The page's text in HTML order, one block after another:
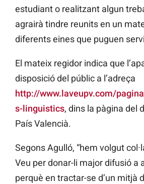
estudiant o realitzant algun
agrairà tindre reunits en un
diferents eines que puguen
El mateix regidor indica que
disposició del públic a l’adreça
http://www.laveupv.com/
s-linguistics, dins la pàgina del
País Valencià.
Segons Agulló, “hem volgut
Veu per donar-li major difusió a
perquè en tractar-se d’un mitjà